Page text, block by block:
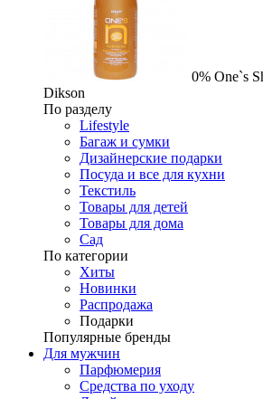
0% One`s
Dikson
По разделу
Lifestyle
Багаж и сумки
Дизайнерские подарки
Посуда и все для кухни
Текстиль
Товары для детей
Товары для дома
Сад
По категории
Хиты
Новинки
Распродажа
Подарки
Популярные бренды
Для мужчин
Парфюмерия
Средства по уходу